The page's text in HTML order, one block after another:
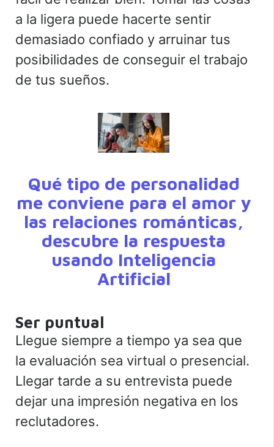
a la ligera puede hacerte sentir
demasiado confiado y arruinar tus
posibilidades de conseguir el trabajo
de tus sueños.
Qué tipo de personalidad
me conviene para el amor y
las relaciones románticas,
descubre la respuesta
usando Inteligencia
Artificial
Ser puntual
Llegue siempre a tiempo ya sea que
la evaluación sea virtual o presencial.
Llegar tarde a su entrevista puede
dejar una impresión negativa en los
reclutadores.